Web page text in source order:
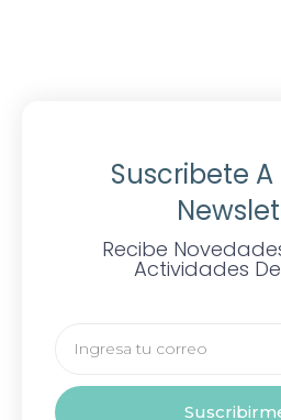
Suscribete
Recibe
Actividades